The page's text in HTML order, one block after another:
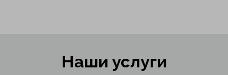
Наши услуги